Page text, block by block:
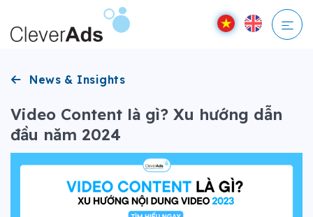
qua
nội
News & Insights
Video Content là gì? Xu hướng dẫn
đầu năm 2024